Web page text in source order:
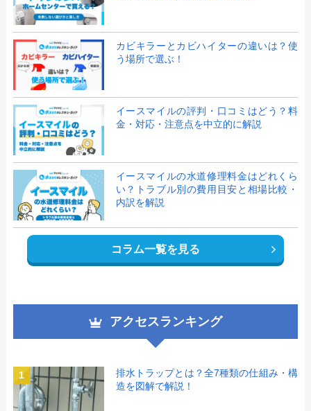
カビキラーとカビハイターの違いは？使
う場所で選ぶ！
イースマイルの評判・口コミはどう？料
金・対応・注意点を中立的に解説
イースマイルの水道修理料金はどれくら
い？トラブル別の費用目安と相場比較・
内訳を解説
コラム一覧を見る
アクセスランキング
1
排水トラップとは？全7種類の仕組み・構
造を図解で解説！